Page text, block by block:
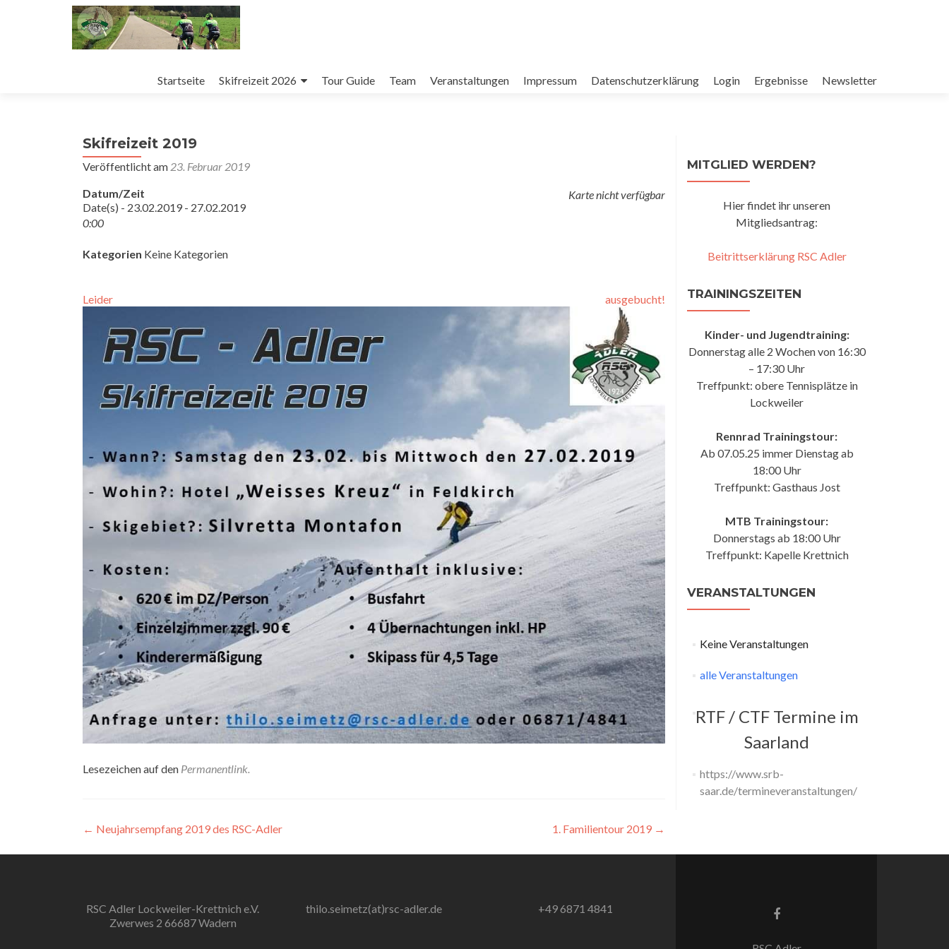
Inhalt
Startseite Skifreizeit 2026 Tour Guide Team Veranstaltungen Impressum Datenschutzerklärung Login Ergebnisse Newsletter
Skifreizeit 2019
Veröffentlicht am 23. Februar 2019
Karte nicht verfügbar
Datum/Zeit
Date(s) - 23.02.2019 - 27.02.2019
0:00
Kategorien Keine Kategorien
Leider ausgebucht!
Lesezeichen auf den Permanentlink
Beitragsnavigation
← Neujahrsempfang 2019 des RSC-Adler 1. Familientour 2019 →
MITGLIED WERDEN?
Hier findet ihr unseren
Mitgliedsantrag:
Beitrittserklärung RSC Adler
TRAININGSZEITEN
Kinder- und Jugendtraining:
Donnerstag alle 2 Wochen von 16:30
– 17:30 Uhr
Treffpunkt: obere Tennisplätze in
Lockweiler
Rennrad Trainingstour:
Ab 07.05.25 immer Dienstag ab
18:00 Uhr
Treffpunkt: Gasthaus Jost
MTB Trainingstour:
Donnerstags ab 18:00 Uhr
Treffpunkt: Kapelle Krettnich
VERANSTALTUNGEN
Keine Veranstaltungen
alle Veranstaltungen
RTF / CTF Termine im
Saarland
https://www.srb-
saar.de/termineveranstaltungen/
RSC Adler Lockweiler-Krettnich e.V.
Zwerwes 2 66687 Wadern
thilo.seimetz(at)rsc-adler.de +49 6871 4841
Facebook-